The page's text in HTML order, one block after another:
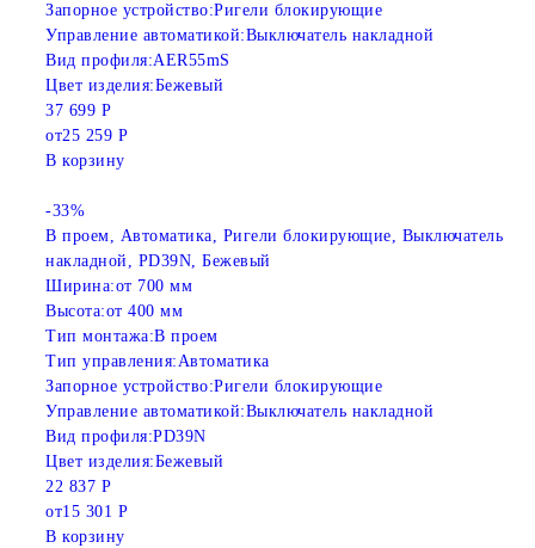
Запорное устройство:Ригели блокирующие
Управление автоматикой:Выключатель накладной
Вид профиля:AER55mS
Цвет изделия:Бежевый
37 699 Р
от25 259 Р
В корзину
-33%
В проем, Автоматика, Ригели блокирующие, Выключатель
накладной, PD39N, Бежевый
Ширина:от 700 мм
Высота:от 400 мм
Тип монтажа:В проем
Тип управления:Автоматика
Запорное устройство:Ригели блокирующие
Управление автоматикой:Выключатель накладной
Вид профиля:PD39N
Цвет изделия:Бежевый
22 837 Р
от15 301 Р
В корзину